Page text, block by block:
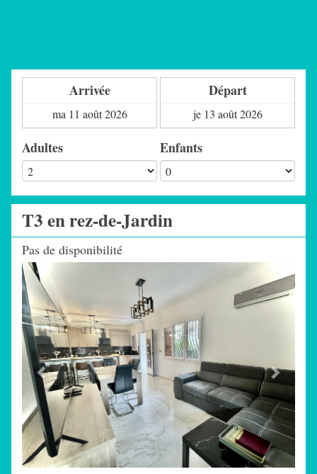
Arrivée Départ
Adultes Enfants
T3 en rez-de-Jardin
Pas de disponibilité
Next